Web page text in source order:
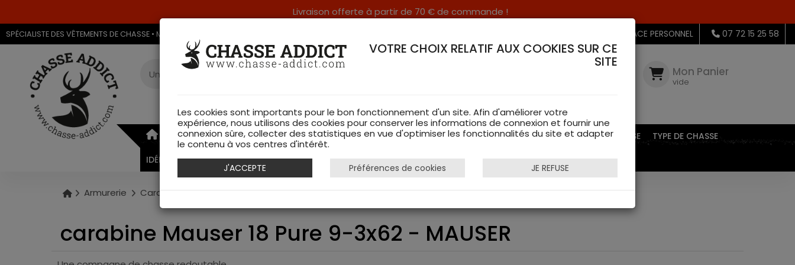
Livraison offerte à partir de 70 € de commande !
SPÉCIALISTE DES VÊTEMENTS DE CHASSE • MAGASIN DE CHASSE & ARMURERIE DANS LES VOSGES & SUR INTERNET MON ESPACE PERSONNEL 07 72 15 25 58
Mon Panier
vide
ARMURERIE VÊTEMENTS DE CHASSE RAYON FEMME CHAUSSURES ACCESSOIRES EQUIPEMENTS DE CHASSE
TYPE DE CHASSE
IDÉES CADEAUX
Armurerie Carabines de chasse carabine Mauser 18 Pure 9-3x62 - MAUSER
carabine Mauser 18 Pure 9-3x62 - MAUSER
VOTRE CHOIX RELATIF AUX COOKIES SUR CE
SITE
Les cookies sont importants pour le bon fonctionnement d'un site. Afin d'améliorer votre
expérience, nous utilisons des cookies pour conserver les informations de connexion et fournir une
connexion sûre, collecter des statistiques en vue d'optimiser les fonctionnalités du site et adapter
le contenu à vos centres d'intérêt.
J'ACCEPTE Préférences de cookies JE REFUSE